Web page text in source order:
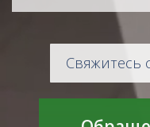
Свяжитесь